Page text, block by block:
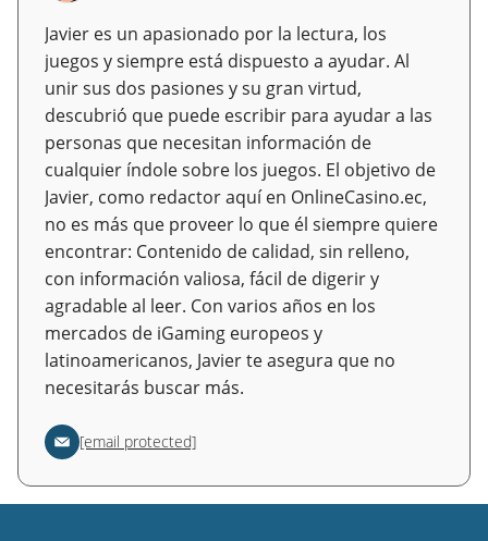
Javier es un apasionado por la lectura, los
juegos y siempre está dispuesto a ayudar. Al
unir sus dos pasiones y su gran virtud,
descubrió que puede escribir para ayudar a las
personas que necesitan información de
cualquier índole sobre los juegos. El objetivo de
Javier, como redactor aquí en OnlineCasino.ec,
no es más que proveer lo que él siempre quiere
encontrar: Contenido de calidad, sin relleno,
con información valiosa, fácil de digerir y
agradable al leer. Con varios años en los
mercados de iGaming europeos y
latinoamericanos, Javier te asegura que no
necesitarás buscar más.
[email protected]